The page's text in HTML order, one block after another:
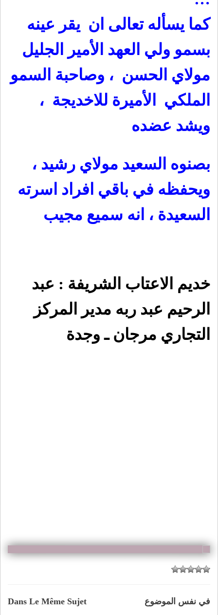
كما يسأله تعالى ان يقر عينه
بسمو ولي العهد الأمير الجليل
مولاي الحسن ، وصاحبة السمو
الملكي الأميرة للاخديجة ،
ويشد عضده
بصنوه السعيد مولاي رشيد ،
ويحفظه في باقي افراد اسرته
السعيدة ، انه سميع مجيب
خديم الاعتاب الشريفة : عبد
الرحيم عبد ربه مدير المركز
التجاري مرجان ـ وجدة
Dans Le Même Sujet في نفس الموضوع